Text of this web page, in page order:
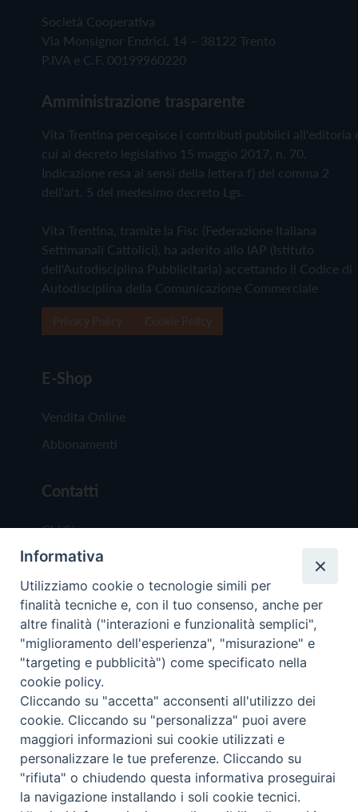
Società Cooperativa
Via Monsignor Endrici, 14 – 38122 Trento
P.IVA e C.F. 00199960220
Amministrazione trasparente
Vita Trentina percepisce i contributi pubblici all'editoria
cui al decreto legislativo 15 maggio 2017, n. 70.
Indicazione resa ai sensi della lettera f) del comma 2
dell'art. 5 del medesimo decreto Lgs.
Vita Trentina, tramite la Fisc (Federazione Italiana
Settimanali Cattolici), ha aderito allo IAP (Istituto
dell'Autodisciplina Pubblicitaria) accettando il Codice di
Autodisciplina della Comunicazione Commerciale
E-Shop
Vendita Online
Abbonamenti
Contatti
Chi Siamo
Redazione
Scrivici
Copyright © 2019 - Tutti i diritti riservati - Vita
Trentina Editrice
Privacy Policy
Torna
Informativa
Utilizziamo cookie o tecnologie simili per
finalità tecniche e, con il tuo consenso, anche per
altre finalità ("interazioni e funzionalità semplici",
"miglioramento dell'esperienza", "misurazione" e
"targeting e pubblicità") come specificato nella
cookie policy.
Cliccando su "accetta" acconsenti all'utilizzo dei
cookie. Cliccando su "personalizza" puoi avere
maggiori informazioni sui cookie utilizzati e
personalizzare le tue preferenze. Cliccando su
"rifiuta" o chiudendo questa informativa proseguirai
la navigazione installando i soli cookie tecnici.